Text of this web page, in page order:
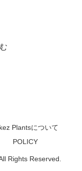
Plantsについて
POLICY
Rights Reserved.